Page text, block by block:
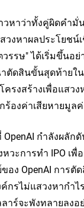
วหาว่าทั้งคู่ผิดคำ
งหาผลประโยช
รษ" ได้เริ่มขึ้นอย่
ดสินขั้นสุดท้ายใ
รงสร้างเพื่อแสว
องค่าเสียหายมูล
กำลังผลัก
วะการทำ IPO
อง OpenAI การ
กรไม่แสวงหาก
ร์จะพังทลายลงอ